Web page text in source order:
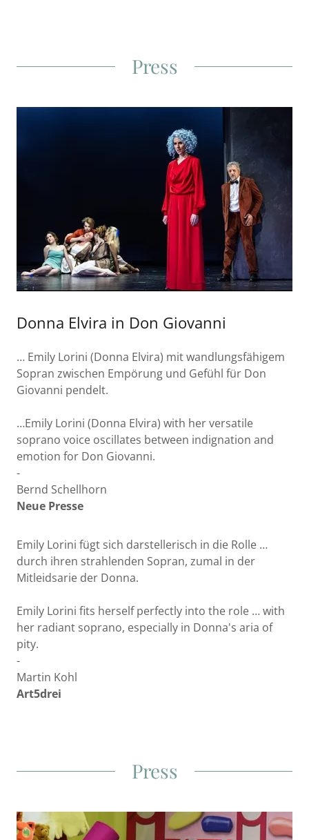
Press
Donna Elvira in Don Giovanni
… Emily Lorini (Donna Elvira) mit wandlungsfähigem
Sopran zwischen Empörung und Gefühl für Don
Giovanni pendelt.
…Emily Lorini (Donna Elvira) with her versatile
soprano voice oscillates between indignation and
emotion for Don Giovanni.
-
Bernd Schellhorn
Neue Presse
Emily Lorini fügt sich darstellerisch in die Rolle …
durch ihren strahlenden Sopran, zumal in der
Mitleidsarie der Donna.
Emily Lorini fits herself perfectly into the role … with
her radiant soprano, especially in Donna's aria of
pity.
-
Martin Kohl
Art5drei
Press